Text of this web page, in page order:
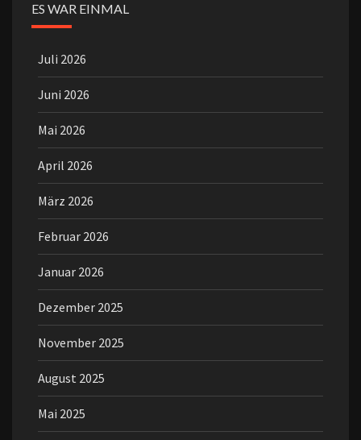
ES WAR EINMAL
Juli 2026
Juni 2026
Mai 2026
April 2026
März 2026
Februar 2026
Januar 2026
Dezember 2025
November 2025
August 2025
Mai 2025